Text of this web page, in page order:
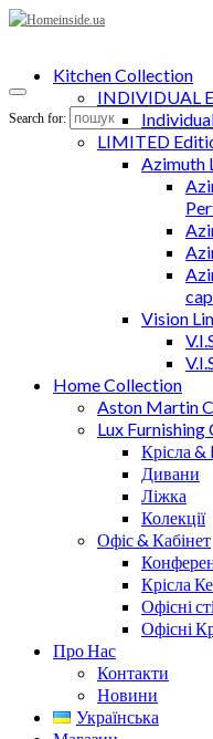
Search for:
Kitchen Collection
INDIVIDUAL
LIMITED
Azimuth
Vision
Home Collection
Aston Martin
Lux
Крісла &
Дивани
Ліжка
Колекції
Офіс & Кабінет
Крісла
Офісні
Офісні
Про Нас
Контакти
Новини
Українська